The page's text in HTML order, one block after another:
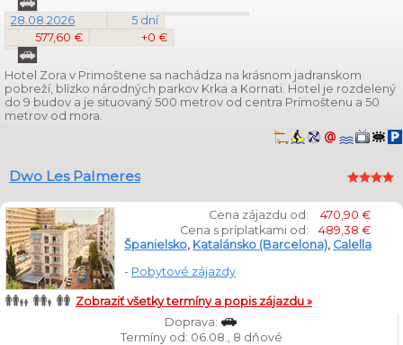
28.08.2026
5 dní
577,60 €
+0 €
Hotel Zora v Primoštene sa nachádza na krásnom jadranskom
pobreží, blízko národných parkov Krka a Kornati. Hotel je rozdelený
do 9 budov a je situovaný 500 metrov od centra Primoštenu a 50
metrov od mora.
Dwo Les Palmeres
Cena zájazdu od:
470,90 €
Cena s príplatkami od:
489,38 €
Španielsko, Katalánsko (Barcelona), Calella
- Pobytové zájazdy
Zobraziť všetky termíny a popis zájazdu »
Doprava:
Termíny od: 06.08., 8 dňové